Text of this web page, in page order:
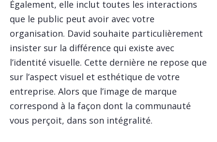
Également, elle inclut toutes les interactions
que le public peut avoir avec votre
organisation. David souhaite particulièrement
insister sur la différence qui existe avec
l’identité visuelle. Cette dernière ne repose que
sur l’aspect visuel et esthétique de votre
entreprise. Alors que l’image de marque
correspond à la façon dont la communauté
vous perçoit, dans son intégralité.